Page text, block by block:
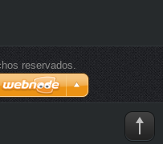
reservados.